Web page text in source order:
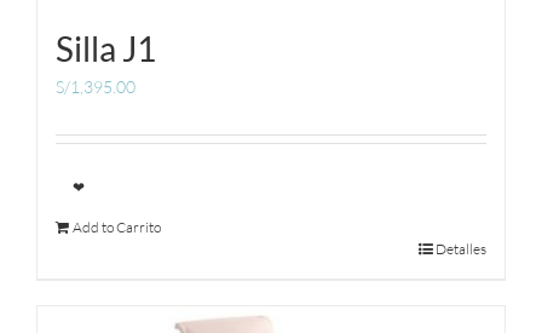
Silla J1
S/1,395.00
❤
Add to Carrito
Detalles